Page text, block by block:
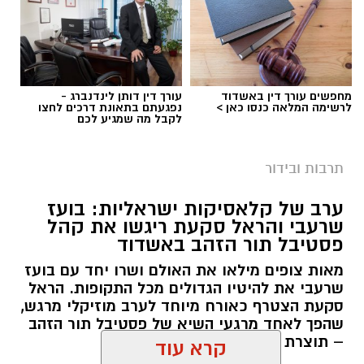
את חבריצלילי הכרם משה בן מוש ואהרון ירימי.
המופע החזיר את הקהל אל הקלאסיקות
הישראליות והים־תיכוניות עם שירים כמו "הקולות
של פיראוס", "אהבת חיי", "נשבע", "עוד יום עולה",
"ברחובות העיר" ו"עד סוף העולם". האווירה החמה,
בליווי שבעה נגנים וזמרת ליווי, הפכה את הערב
לקבלת פנים נלהבת. בהפקת מקור מיוחדת שילב
דוד בין ניגוני הדיוואן התימני, שירים ממרוקו, יצירות
מקוריות ושירים מוכרים מהפסקול הישראלי, ויצר
מסע מוזיקלי צבעוני ומרגש שחיבר בין מסורות,
תרבויות ושורשים.
קרדיט צילום: ODREY, טים נודלמן
עיריית אשדוד מזמינה את תושבי העיר והסביבה
לחגוג את אירוע המדרחוב האחרון של הקיץ,
שייערך ביום חמישי החל מהשעה 19:00 בשדרות
רוגוזין.
מחפשים עורך דין באשדוד
לרשימה המלאה כנסו כאן >
עורך דין דותן לינדנברג -
נפגעתם בתאונת דרכים לחצו
לקבל מה שמגיע לכם
תרבות ובידור
ערב של קלאסיקות ישראליות: בועז
שרעבי והראל סקעת ריגשו את קהל
פסטיבל תור הזהב באשדוד
מאות צופים מילאו את האולם ושרו יחד עם בועז
שרעבי את להיטיו הגדולים מכל התקופות. הראל
סקעת הצטרף כאורח מיוחד לערב מוזיקלי מרגש,
שהפך לאחד מרגעי השיא של פסטיבל תור הזהב
– תוצרת הארץ.